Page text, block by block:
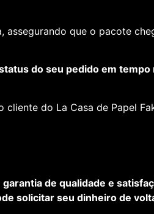
que o pacote
do seu pedido em tempo
do La Casa de Papel
garantia de qualidade e
solicitar seu dinheiro de